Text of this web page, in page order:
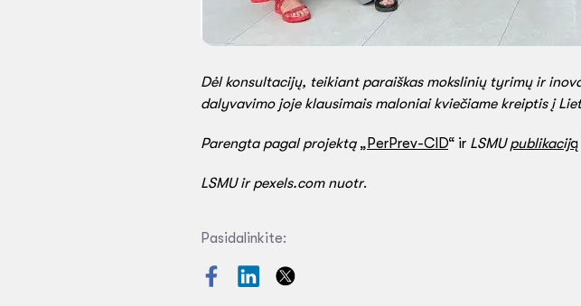
Dėl konsultacijų, teikiant paraiškas mokslinių tyrimų ir
dalyvavimo joje klausimais maloniai kviečiame kreiptis į
Parengta pagal projektą„ PerPrev-CID“ ir LSMUpublikaciją
LSMU ir pexels.com nuotr.
Pasidalinkite: